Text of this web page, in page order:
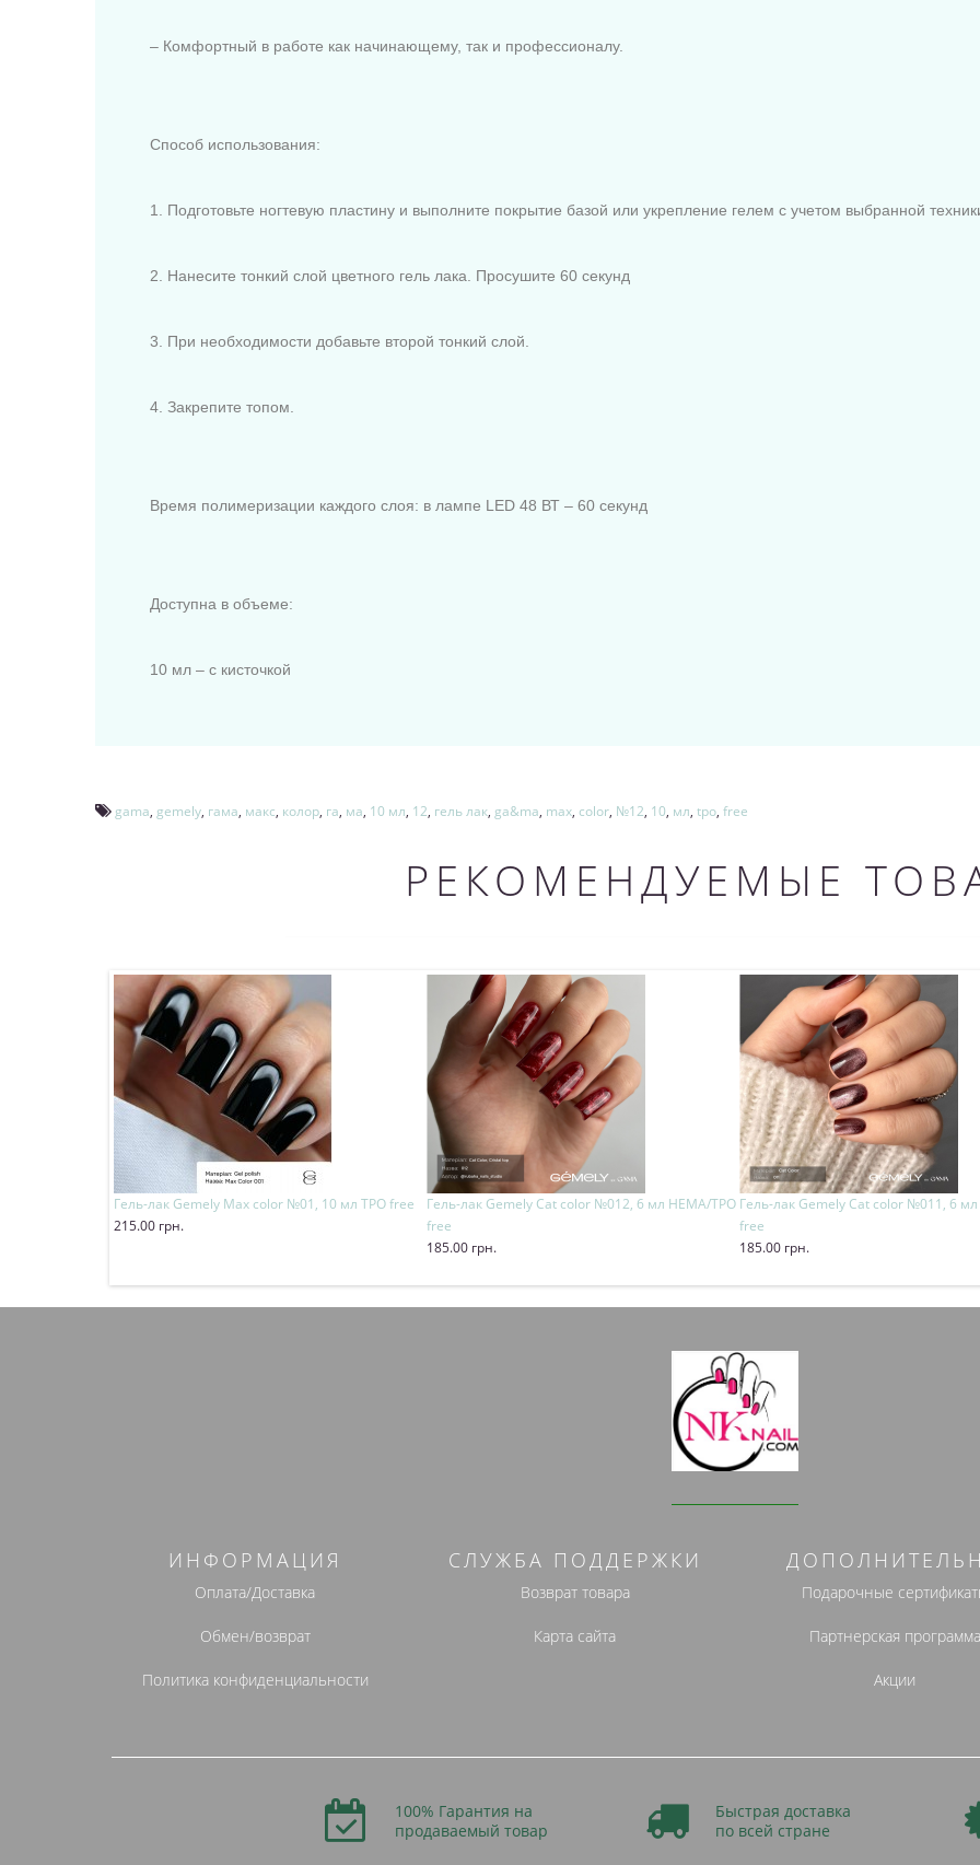
– Комфортный в работе как начинающему, так и профессионалу.
Способ использования:
1. Подготовьте ногтевую пластину и выполните покрытие базой или укрепление гелем с учетом выбранной
2. Нанесите тонкий слой цветного гель лака. Просушите 60 секунд
3. При необходимости добавьте второй тонкий слой.
4. Закрепите топом.
Время полимеризации каждого слоя: в лампе LED 48 ВТ – 60 секунд
Доступна в объеме:
10 мл – с кисточкой
gama, gemely, гама, макс, колор, га, ма, 10 мл, 12, гель лак, ga&ma, max, color, №12, 10, мл, tpo, free
РЕКОМЕНДУЕМЫЕ
Гель-лак Gemely Max color №01, 10 мл TPO free
215.00 грн.
Гель-лак Gemely Cat color №012, 6 мл HEMA/TPO
free
185.00 грн.
Гель-лак Gemely Cat color №011, 6 мл
free
185.00 грн.
ИНФОРМАЦИЯ
Оплата/Доставка
Обмен/возврат
Политика конфиденциальности
СЛУЖБА ПОДДЕРЖКИ
Возврат товара
Карта сайта
Подарочные
Партнерская программа
Акции
100% Гарантия на
продаваемый товар
Быстрая доставка
по всей стране